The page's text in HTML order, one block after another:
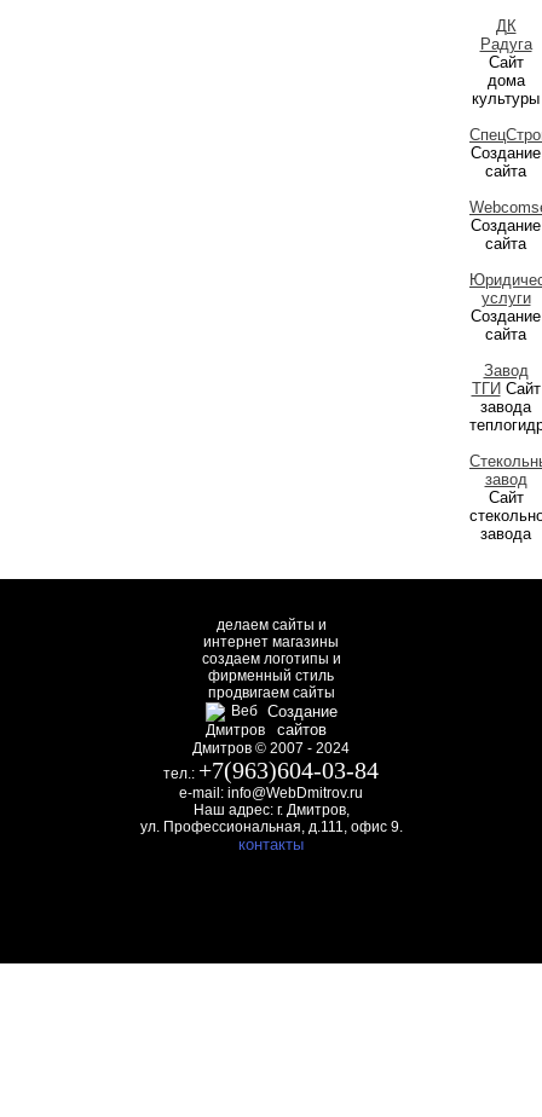
ДК
Радуга
Сайт
дома
культуры
Создание
сайта
Создание
сайта
услуги
Создание
сайта
Завод
ТГИ Сайт
завода
завод
Сайт
завода
делаем сайты и
интернет магазины
создаем логотипы и
фирменный стиль
продвигаем сайты
Создание
сайтов
Дмитров © 2007 - 2024
тел.: +7(963)604-03-84
e-mail: info@WebDmitrov.ru
Наш адрес: г. Дмитров,
ул. Профессиональная, д.111, офис 9.
контакты